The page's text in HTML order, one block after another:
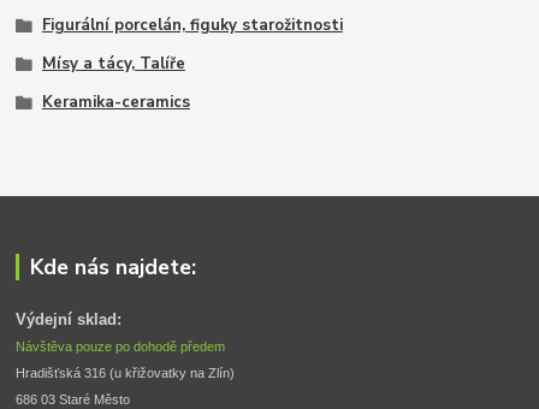
Figurální porcelán, figuky starožitnosti
Mísy a tácy, Talíře
Keramika-ceramics
Kde nás najdete:
Výdejní sklad:
Návštěva pouze po dohodě předem
Hradišťská 316 (u křižovatky na Zlín)
686 03 Staré Město